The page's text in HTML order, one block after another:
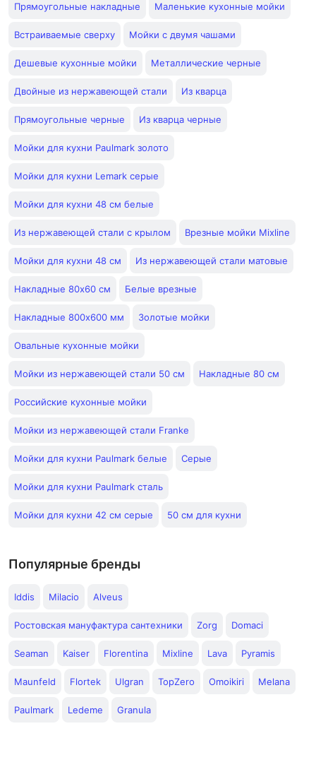
Прямоугольные накладные Маленькие кухонные мойки
Встраиваемые сверху Мойки с двумя чашами
Дешевые кухонные мойки Металлические черные
Двойные из нержавеющей стали Из кварца
Прямоугольные черные Из кварца черные
Мойки для кухни Paulmark золото
Мойки для кухни Lemark серые
Мойки для кухни 48 см белые
Из нержавеющей стали с крылом Врезные мойки Mixline
Мойки для кухни 48 см Из нержавеющей стали матовые
Накладные 80х60 см Белые врезные
Накладные 800х600 мм Золотые мойки
Овальные кухонные мойки
Мойки из нержавеющей стали 50 см Накладные 80 см
Российские кухонные мойки
Мойки из нержавеющей стали Franke
Мойки для кухни Paulmark белые Серые
Мойки для кухни Paulmark сталь
Мойки для кухни 42 см серые 50 см для кухни
Популярные бренды
Iddis Milacio Alveus
Ростовская мануфактура сантехники Zorg Domaci
Seaman Kaiser Florentina Mixline Lava Pyramis
Maunfeld Flortek Ulgran TopZero Omoikiri Melana
Paulmark Ledeme Granula